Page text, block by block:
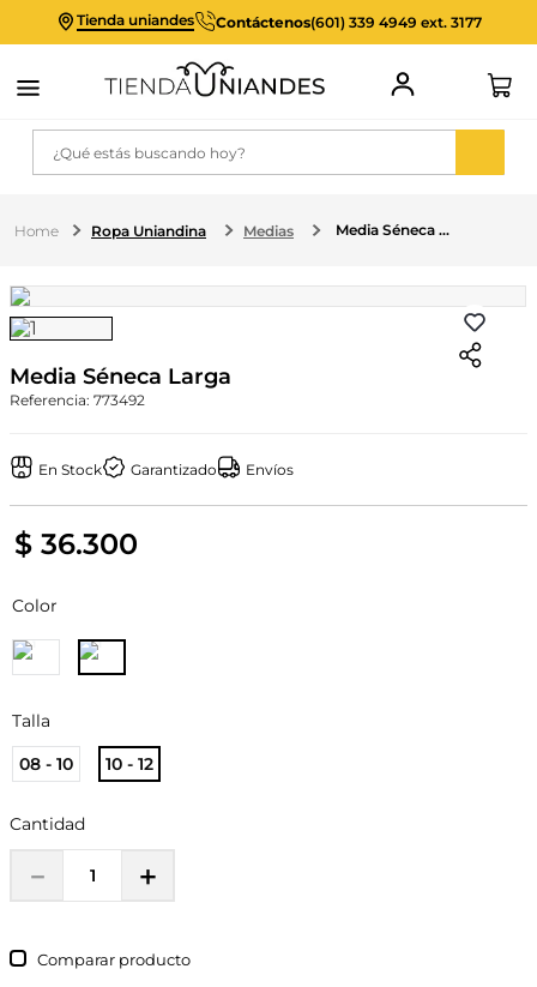
Tienda uniandes Contáctenos(601) 339 4949 ext. 3177
¿Qué estás buscando hoy?
Ropa Uniandina Medias Media Séneca Larga
Media Séneca Larga
Referencia: 773492
En Stock Garantizado Envíos
$ 36.300
Color
Talla
08 - 10
10 - 12
Cantidad
＋
－
Comparar